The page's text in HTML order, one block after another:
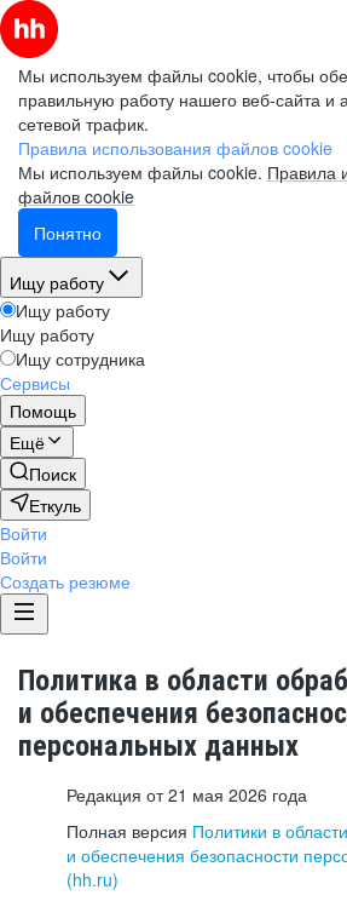
Мы используем файлы cookie, чтобы
правильную работу нашего веб-сайта и
сетевой трафик.
Правила использования файлов cookie
Мы используем файлы cookie. Правила
файлов cookie
Понятно
Ищу работу
Ищу работу
Ищу работу
Ищу сотрудника
Сервисы
Помощь
Ещё
Поиск
Еткуль
Войти
Войти
Создать резюме
Политика в области
и обеспечения
персональных данных
Редакция от 21 мая 2026 года
Полная версия Политики в
и обеспечения безопасности
(hh.ru)